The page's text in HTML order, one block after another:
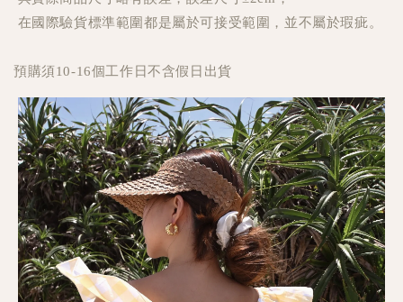
在國際驗貨標準範圍都是屬於可接受範圍，並不屬於瑕疵。
預購須10-16個工作日不含假日出貨